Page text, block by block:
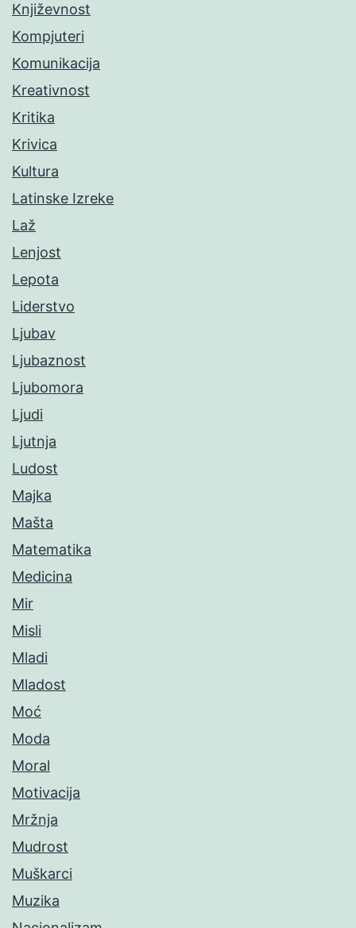
Književnost
Kompjuteri
Komunikacija
Kreativnost
Kritika
Krivica
Kultura
Latinske Izreke
Laž
Lenjost
Lepota
Liderstvo
Ljubav
Ljubaznost
Ljubomora
Ljudi
Ljutnja
Ludost
Majka
Mašta
Matematika
Medicina
Mir
Misli
Mladi
Mladost
Moć
Moda
Moral
Motivacija
Mržnja
Mudrost
Muškarci
Muzika